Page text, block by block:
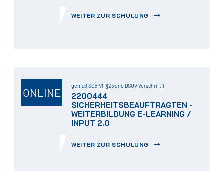
WEITER ZUR SCHULUNG
ONLINE
gemäß SGB VII §23 und DGUV Vorschrift 1
2200444
SICHERHEITSBEAUFTRAGTEN -
WEITERBILDUNG E-LEARNING /
INPUT 2.0
WEITER ZUR SCHULUNG